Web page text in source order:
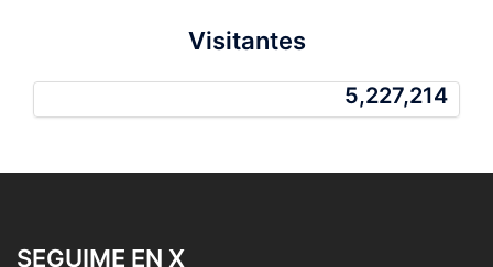
Visitantes
5,227,214
5,227,214
SEGUIME EN X